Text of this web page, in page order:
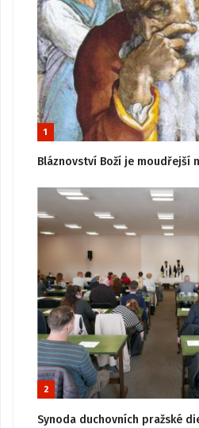
1
Bláznovství Boží je moudřejší
2
Synoda duchovních pražské